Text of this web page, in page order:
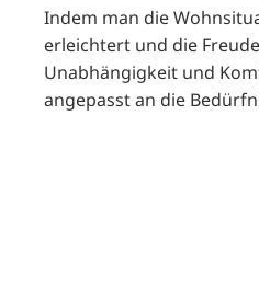
Indem man die
erleichtert und die
Unabhängigkeit und
angepasst an die